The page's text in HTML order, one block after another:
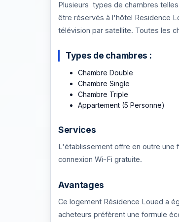
Plusieurs types de chambres
être réservés à l'hôtel Residence
télévision par satellite. Toutes les
Types de chambres :
Chambre Double
Chambre Single
Chambre Triple
Appartement (5 Personne)
Services
L'établissement offre en outre une
connexion Wi-Fi gratuite.
Avantages
Ce logement Résidence Loued a
acheteurs préfèrent une formule